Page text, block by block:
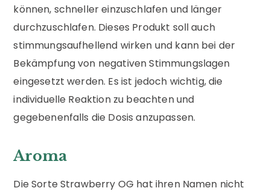
können, schneller einzuschlafen und länger
durchzuschlafen. Dieses Produkt soll auch
stimmungsaufhellend wirken und kann bei der
Bekämpfung von negativen Stimmungslagen
eingesetzt werden. Es ist jedoch wichtig, die
individuelle Reaktion zu beachten und
gegebenenfalls die Dosis anzupassen.
Aroma
Die Sorte Strawberry OG hat ihren Namen nicht